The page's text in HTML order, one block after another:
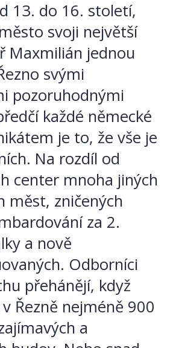
13. do 16. století,
svoji největší
Maxmilián jednou
svými
pozoruhodnými
každé německé
je to, že vše je
Na rozdíl od
center mnoha jiných
měst, zničených
za 2.
a nově
Odborníci
přehánějí, když
Řezně nejméně 900
a